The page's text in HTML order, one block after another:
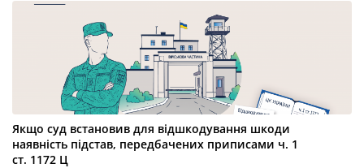
Якщо суд встановив для відшкодування шкоди
наявність підстав, передбачених приписами ч. 1
ст. 1172 Ц